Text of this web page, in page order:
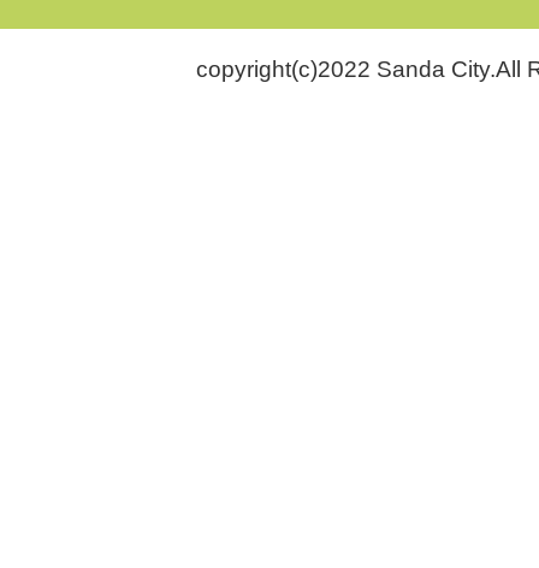
copyright(c)2022 Sanda City.All